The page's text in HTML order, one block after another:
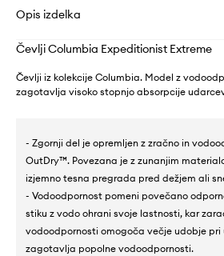
Opis izdelka
Čevlji Columbia Expeditionist Extreme
Čevlji iz kolekcije Columbia. Model z
zagotavlja visoko stopnjo absorpcije
- Zgornji del je opremljen z zračno in
OutDry™. Povezana je z zunanjim
izjemno tesna pregrada pred dežjem ali
- Vodoodpornost pomeni povečano
stiku z vodo ohrani svoje lastnosti, kar
vodoodpornosti omogoča večje udobje pri
zagotavlja popolne vodoodpornosti.